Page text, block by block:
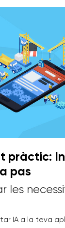
pràctic:
pas
les
IA a la teva